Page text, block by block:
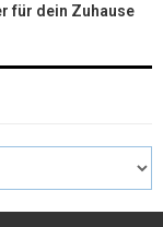
für dein Zuhause